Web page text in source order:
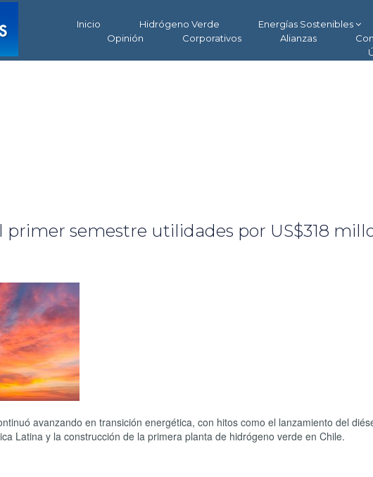
Inicio Hidrógeno Verde Energías Sostenibles
Opinión
Corporativos Alianzas
primer semestre utilidades por US$318
avanzando en transición energética, con hitos como el lanzamiento del
Latina y la construcción de la primera planta de hidrógeno verde en Chile.